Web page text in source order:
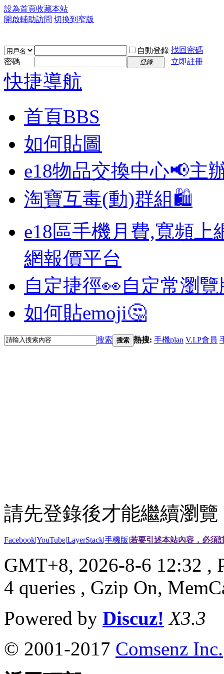
設為首頁收藏本站
開啟輔助訪問 切換到窄版
自動登錄 找回密碼
密碼
登錄 立即註冊
快捷導航
首頁BBS
如何貼圖
e18物品交換中心📢主
淘寶互毒(動)群組🛍️
e18區手機月費,寬頻上
網報價平台
自定捷徑👀自定常瀏
如何貼emoji🤔
搜索 搜索 熱搜: 手機plan V.I.P會員
請先登錄後才能繼續瀏覽
Facebook|YouTube|LayerStack|手機版|若要引述本站內容，必須
GMT+8, 2026-8-6 12:32 ,
4 queries , Gzip On,
Powered by Discuz! X3.3
© 2001-2017 Comsenz Inc.